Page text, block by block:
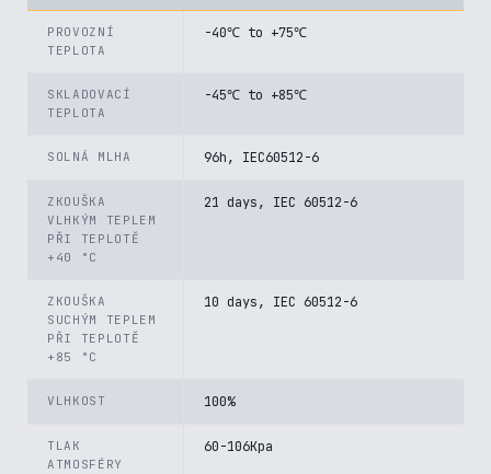
PROVOZNÍ
TEPLOTA
-40℃ to +75℃
SKLADOVACÍ
TEPLOTA
-45℃ to +85℃
SOLNÁ MLHA 96h, IEC60512-6
ZKOUŠKA
VLHKÝM TEPLEM
PŘI TEPLOTĚ
+40 °C
21 days, IEC 60512-6
ZKOUŠKA
SUCHÝM TEPLEM
PŘI TEPLOTĚ
+85 °C
10 days, IEC 60512-6
VLHKOST 100%
TLAK
ATMOSFÉRY
60-106Kpa